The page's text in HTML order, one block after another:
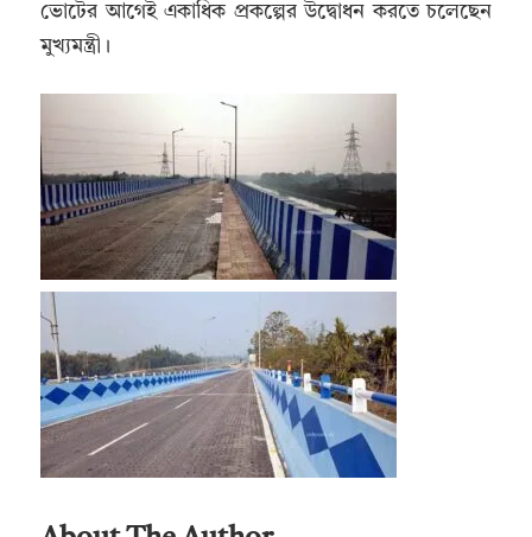
ভোটের আগেই একাধিক প্রকল্পের উদ্বোধন করতে চলেছেন
মুখ্যমন্ত্রী।